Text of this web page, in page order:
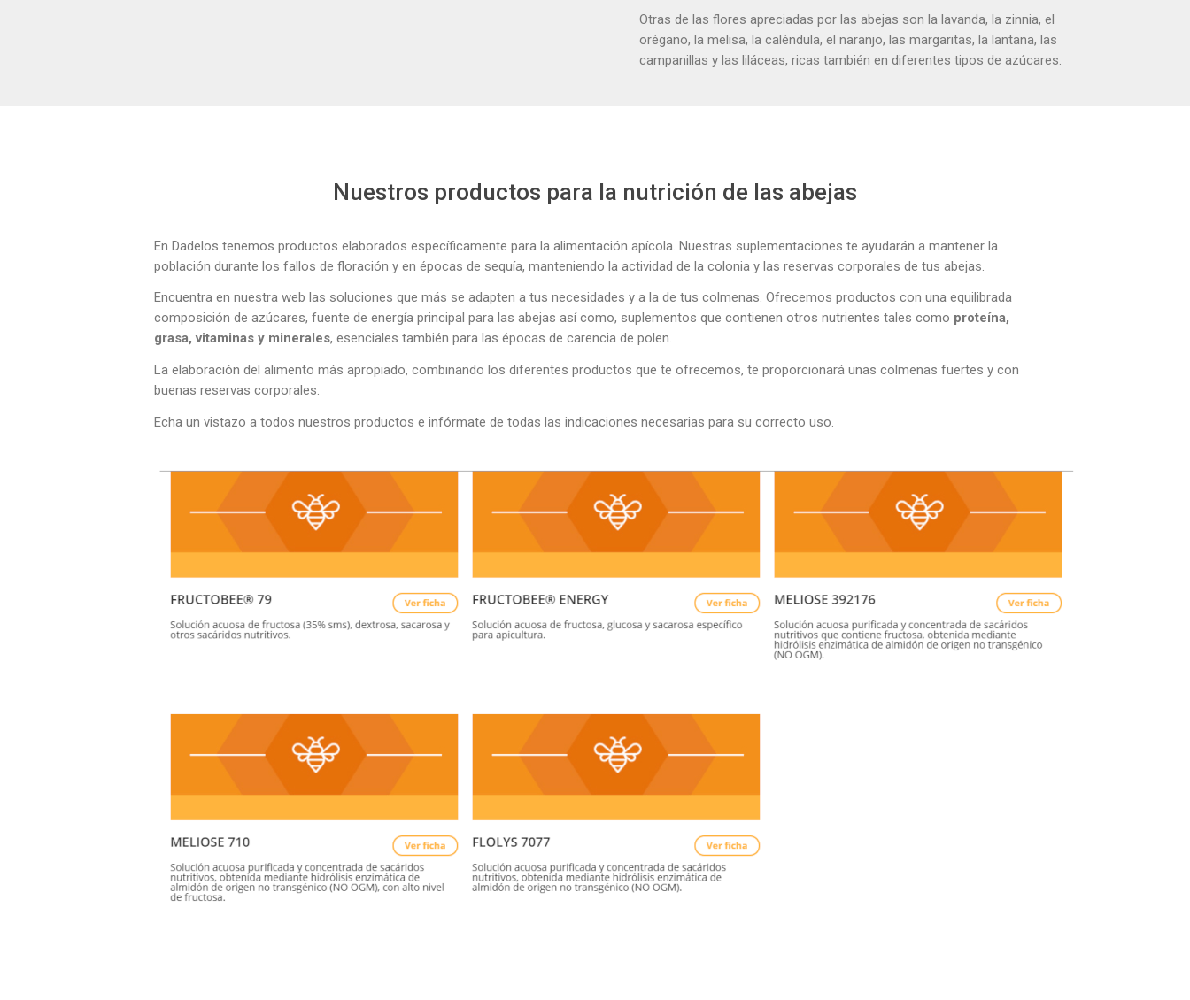
Otras de las flores apreciadas por las abejas son la lavanda, la zinnia, el
orégano, la melisa, la caléndula, el naranjo, las margaritas, la lantana, las
campanillas y las liláceas, ricas también en diferentes tipos de azúcares.
Nuestros productos para la nutrición de las abejas
En Dadelos tenemos productos elaborados específicamente para la alimentación apícola. Nuestras suplementaciones te ayudarán a mantener la
población durante los fallos de floración y en épocas de sequía, manteniendo la actividad de la colonia y las reservas corporales de tus abejas.
Encuentra en nuestra web las soluciones que más se adapten a tus necesidades y a la de tus colmenas. Ofrecemos productos con una equilibrada
composición de azúcares, fuente de energía principal para las abejas así como, suplementos que contienen otros nutrientes tales como proteína,
grasa, vitaminas y minerales, esenciales también para las épocas de carencia de polen.
La elaboración del alimento más apropiado, combinando los diferentes productos que te ofrecemos, te proporcionará unas colmenas fuertes y con
buenas reservas corporales.
Echa un vistazo a todos nuestros productos e infórmate de todas las indicaciones necesarias para su correcto uso.